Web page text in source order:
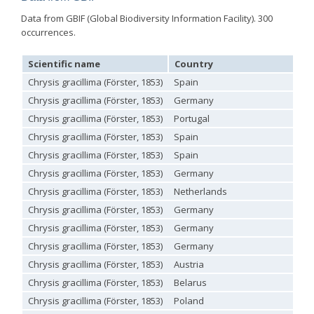
Genus:
Chrysidea asensioiMingo, 1985
Chrysidea disclusa(Linsenmaier, 1959)
Chrysidea pumila (Klug, 1845)
Chrysidea pumila disclusa(Linsenmaier, 1959)
Linnaeus,
Chrysis adipataLinsenmaier, 1997
Chrysis albanicaTrautmann, 1927
Chrysis amasinaMocsáry, 1889
Chrysis analisSpinola, 1808
Chrysis angolensisRadoszkowski, 1881
Chrysis angustulaSchenck, 1856
Chrysis angustula alpina Niehuis, 2000
Data from GBIF (Global Biodiversity Information Facility). 300
occurrences.
Scientific name
Country
Chrysis gracillima (Förster, 1853)
Spain
Chrysis gracillima (Förster, 1853)
Germany
Chrysis gracillima (Förster, 1853)
Portugal
Chrysis gracillima (Förster, 1853)
Spain
Chrysis gracillima (Förster, 1853)
Spain
Chrysis gracillima (Förster, 1853)
Germany
Chrysis gracillima (Förster, 1853)
Netherlands
Chrysis gracillima (Förster, 1853)
Germany
Chrysis gracillima (Förster, 1853)
Germany
Chrysis gracillima (Förster, 1853)
Germany
Chrysis gracillima (Förster, 1853)
Austria
Chrysis gracillima (Förster, 1853)
Belarus
Chrysis gracillima (Förster, 1853)
Poland